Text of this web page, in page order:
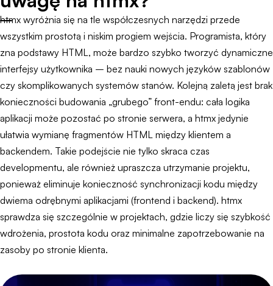
htmx wyróżnia się na tle współczesnych narzędzi przede
wszystkim prostotą i niskim progiem wejścia. Programista, który
zna podstawy HTML, może bardzo szybko tworzyć dynamiczne
interfejsy użytkownika – bez nauki nowych języków szablonów
czy skomplikowanych systemów stanów. Kolejną zaletą jest brak
konieczności budowania „grubego” front-endu: cała logika
aplikacji może pozostać po stronie serwera, a htmx jedynie
ułatwia wymianę fragmentów HTML między klientem a
backendem. Takie podejście nie tylko skraca czas
developmentu, ale również upraszcza utrzymanie projektu,
ponieważ eliminuje konieczność synchronizacji kodu między
dwiema odrębnymi aplikacjami (frontend i backend). htmx
sprawdza się szczególnie w projektach, gdzie liczy się szybkość
wdrożenia, prostota kodu oraz minimalne zapotrzebowanie na
zasoby po stronie klienta.